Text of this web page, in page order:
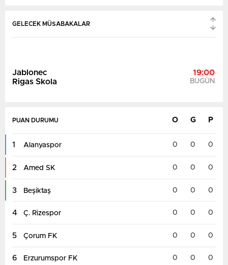
GELECEK MÜSABAKALAR
HJK Helsinki
19:00
Motherwell
BUGÜN
FC Noah
19:00
Sion
BUGÜN
Jagiellonia Bialystok
19:00
Rangers
BUGÜN
PUAN DURUMU O G P
1 Alanyaspor 0 0 0
2 Amed SK 0 0 0
3 Beşiktaş 0 0 0
4 Ç. Rizespor 0 0 0
5 Çorum FK 0 0 0
6 Erzurumspor FK 0 0 0